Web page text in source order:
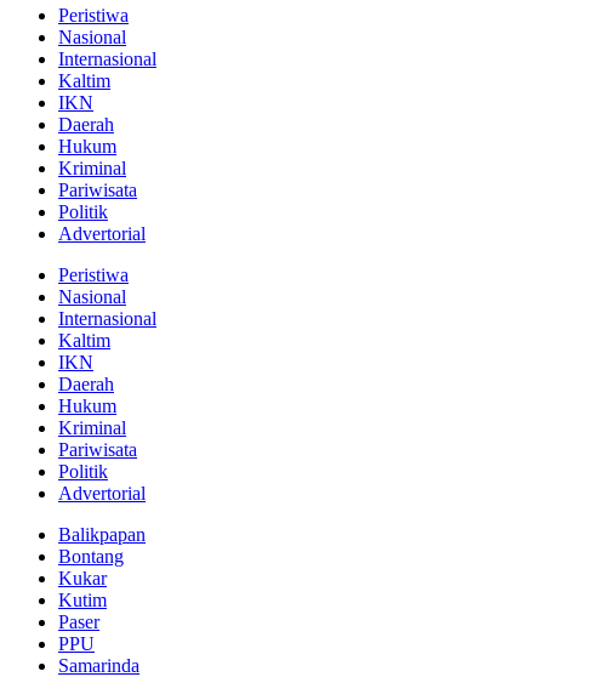
Peristiwa
Nasional
Internasional
Kaltim
IKN
Daerah
Hukum
Kriminal
Pariwisata
Politik
Advertorial
Peristiwa
Nasional
Internasional
Kaltim
IKN
Daerah
Hukum
Kriminal
Pariwisata
Politik
Advertorial
Balikpapan
Bontang
Kukar
Kutim
Paser
PPU
Samarinda